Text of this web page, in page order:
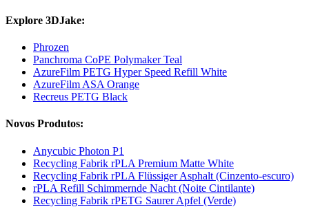
Explore 3DJake:
Phrozen
Panchroma CoPE Polymaker Teal
AzureFilm PETG Hyper Speed Refill White
AzureFilm ASA Orange
Recreus PETG Black
Novos Produtos:
Anycubic Photon P1
Recycling Fabrik rPLA Premium Matte White
Recycling Fabrik rPLA Flüssiger Asphalt (Cinzento-escuro)
rPLA Refill Schimmernde Nacht (Noite Cintilante)
Recycling Fabrik rPETG Saurer Apfel (Verde)